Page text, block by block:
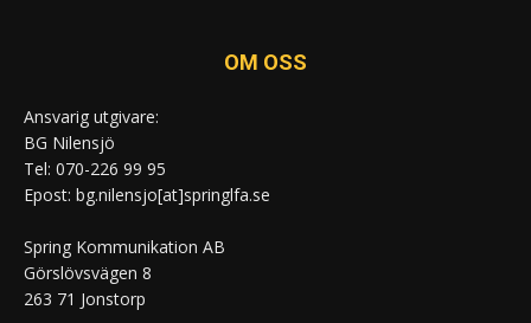
OM OSS
Ansvarig utgivare:
BG Nilensjö
Tel: 070-226 99 95
Epost: bg.nilensjo[at]springlfa.se
Spring Kommunikation AB
Görslövsvägen 8
263 71 Jonstorp